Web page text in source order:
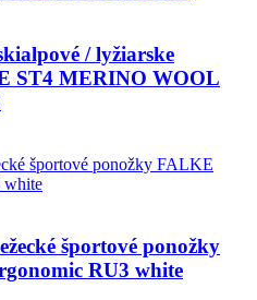
/ lyžiarske
ST4 MERINO WOOL
športové ponožky
RU3 white